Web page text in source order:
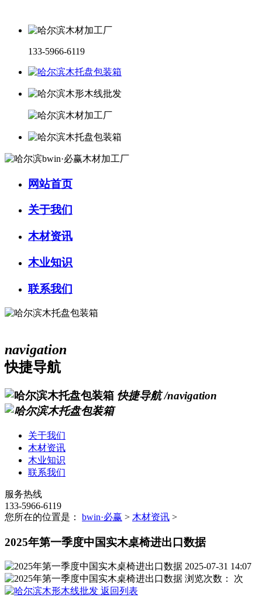
133-5966-6119
网站首页
关于我们
木材资讯
木业知识
联系我们
navigation
快捷导航
快捷导航 /navigation
关于我们
木材资讯
木业知识
联系我们
服务热线
133-5966-6119
您所在的位置是： bwin·必赢 > 木材资讯 >
2025年第一季度中国​​​​实木桌椅进出口数据
2025-07-31 14:07
浏览次数：
次
返回列表